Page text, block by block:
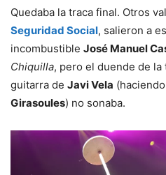
Quedaba la traca final. Otros
Seguridad Social, salieron a
incombustible José Manuel
Chiquilla, pero el duende de
guitarra de Javi Vela
Girasoules) no sonaba.